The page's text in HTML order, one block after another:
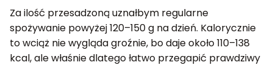
Za ilość przesadzoną uznałbym regularne
spożywanie powyżej 120–150 g na dzień. Kalorycznie
to wciąż nie wygląda groźnie, bo daje około 110–138
kcal, ale właśnie dlatego łatwo przegapić prawdziwy